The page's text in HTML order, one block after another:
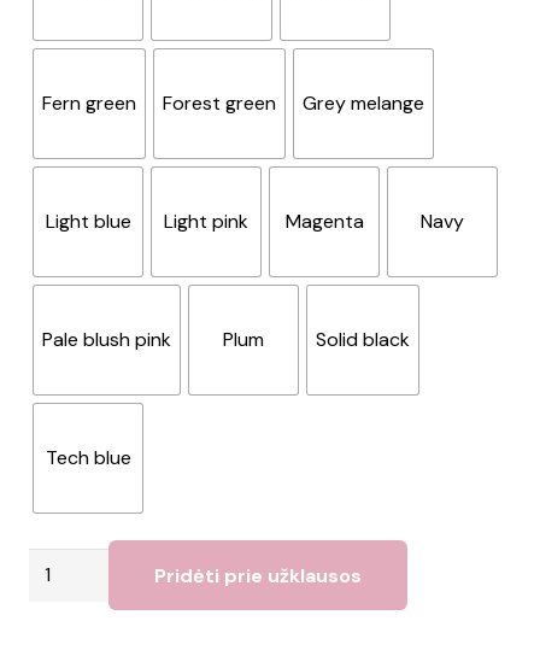
Fern green Forest green Grey melange
Light blue Light pink Magenta Navy
Pale blush pink Plum Solid black
Tech blue
produkto
Pridėti prie užklausos